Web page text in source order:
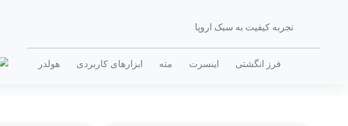
تجربه کیفیت به سبک اروپا
فرز انگشتی اینسرت مته ابزارهای کاربردی هولدر